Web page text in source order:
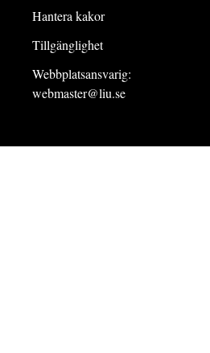
Hantera kakor
Tillgänglighet
Webbplatsansvarig:
webmaster@liu.se